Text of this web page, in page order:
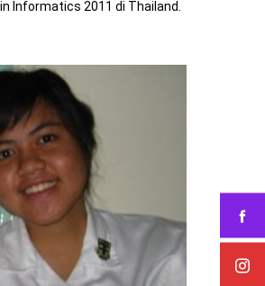
Informatics 2011 di Thailand.